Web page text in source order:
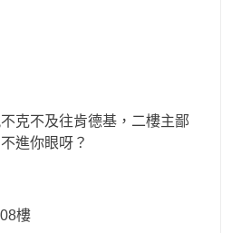
克不及往肯德基，二樓主鄙
進你眼呀？
樓